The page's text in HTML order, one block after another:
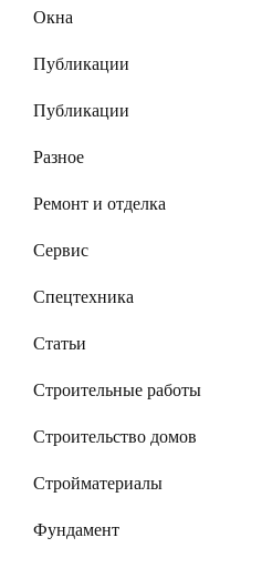
Окна
Публикации
Публикации
Разное
Ремонт и отделка
Сервис
Спецтехника
Статьи
Строительные работы
Строительство домов
Стройматериалы
Фундамент